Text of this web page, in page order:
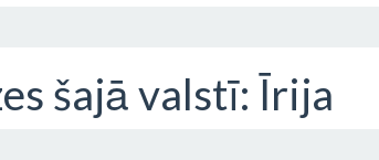
šajā valstī: Īrija